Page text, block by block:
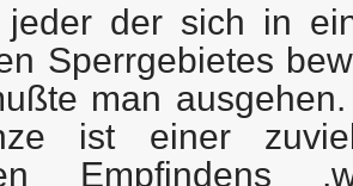
jeder der sich in
Sperrgebietes
man
ist einer